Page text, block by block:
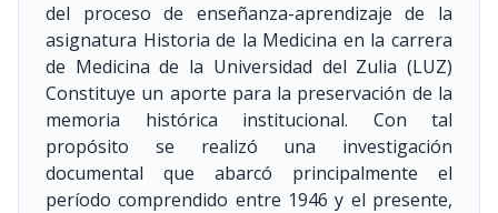
del proceso de enseñanza-aprendizaje de la
asignatura Historia de la Medicina en la carrera
de Medicina de la Universidad del Zulia (LUZ)
Constituye un aporte para la preservación de la
memoria histórica institucional. Con tal
propósito se realizó una investigación
documental que abarcó principalmente el
período comprendido entre 1946 y el presente,